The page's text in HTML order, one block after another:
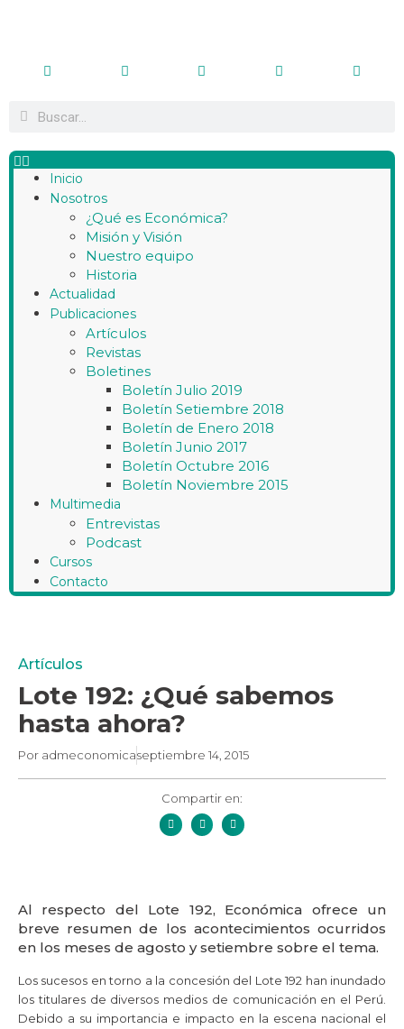
Inicio
Nosotros
¿Qué es Económica?
Misión y Visión
Nuestro equipo
Historia
Actualidad
Publicaciones
Artículos
Revistas
Boletines
Boletín Julio 2019
Boletín Setiembre 2018
Boletín de Enero 2018
Boletín Junio 2017
Boletín Octubre 2016
Boletín Noviembre 2015
Multimedia
Entrevistas
Podcast
Cursos
Contacto
Artículos
Lote 192: ¿Qué sabemos
hasta ahora?
Por admeconomicaseptiembre 14, 2015
Compartir en:
Al respecto del Lote 192, Económica ofrece un
breve resumen de los acontecimientos ocurridos
en los meses de agosto y setiembre sobre el tema.
Los sucesos en torno a la concesión del Lote 192 han inundado
los titulares de diversos medios de comunicación en el Perú.
Debido a su importancia e impacto en la escena nacional el